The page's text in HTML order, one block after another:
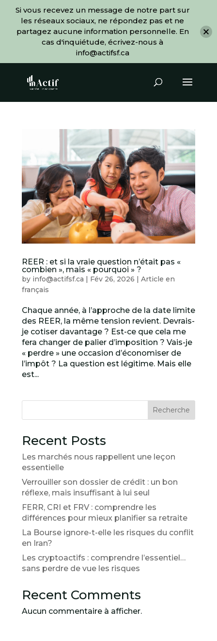
REER : et si la vraie question n’était pas «
combien », mais « pourquoi » ?
by info@actifsf.ca | Fév 26, 2026 | Article en
français
Chaque année, à l’approche de la date limite
des REER, la même tension revient. Devrais-
je cotiser davantage ? Est-ce que cela me
fera changer de palier d’imposition ? Vais-je
« perdre » une occasion d’économiser de
l’impôt ? La question est légitime. Mais elle
est...
Recherche
Recent Posts
Les marchés nous rappellent une leçon
essentielle
Verrouiller son dossier de crédit : un bon
réflexe, mais insuffisant à lui seul
FERR, CRI et FRV : comprendre les
différences pour mieux planifier sa retraite
La Bourse ignore-t-elle les risques du conflit
en Iran?
Les cryptoactifs : comprendre l’essentiel…
sans perdre de vue les risques
Recent Comments
Aucun commentaire à afficher.
Si vous recevez un message de notre part sur
les réseaux sociaux, ne répondez pas et ne
partagez aucune information personnelle. En
cas d'inquiétude, écrivez-nous à
info@actifsf.ca